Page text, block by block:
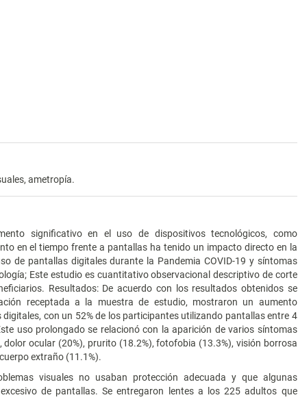
ametropía.
significativo en el uso de dispositivos tecnológicos, como
en el tiempo frente a pantallas ha tenido un impacto directo en la
de pantallas digitales durante la Pandemia COVID-19 y síntomas
Este estudio es cuantitativo observacional descriptivo de corte
Resultados: De acuerdo con los resultados obtenidos se
receptada a la muestra de estudio, mostraron un aumento
con un 52% de los participantes utilizando pantallas entre 4
uso prolongado se relacionó con la aparición de varios síntomas
ocular (20%), prurito (18.2%), fotofobia (13.3%), visión borrosa
extraño (11.1%).
visuales no usaban protección adecuada y que algunas
de pantallas. Se entregaron lentes a los 225 adultos que